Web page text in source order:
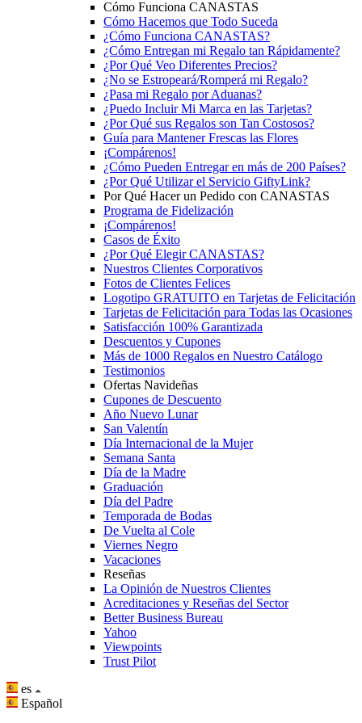
Cómo Funciona CANASTAS
Cómo Hacemos que Todo Suceda
¿Cómo Funciona CANASTAS?
¿Cómo Entregan mi Regalo tan Rápidamente?
¿Por Qué Veo Diferentes Precios?
¿No se Estropeará/Romperá mi Regalo?
¿Pasa mi Regalo por Aduanas?
¿Puedo Incluir Mi Marca en las Tarjetas?
¿Por Qué sus Regalos son Tan Costosos?
Guía para Mantener Frescas las Flores
¡Compárenos!
¿Cómo Pueden Entregar en más de 200 Países?
¿Por Qué Utilizar el Servicio GiftyLink?
Por Qué Hacer un Pedido con CANASTAS
Programa de Fidelización
¡Compárenos!
Casos de Éxito
¿Por Qué Elegir CANASTAS?
Nuestros Clientes Corporativos
Fotos de Clientes Felices
Logotipo GRATUITO en Tarjetas de Felicitación
Tarjetas de Felicitación para Todas las Ocasiones
Satisfacción 100% Garantizada
Descuentos y Cupones
Más de 1000 Regalos en Nuestro Catálogo
Testimonios
Ofertas Navideñas
Cupones de Descuento
Año Nuevo Lunar
San Valentín
Día Internacional de la Mujer
Semana Santa
Día de la Madre
Graduación
Día del Padre
Temporada de Bodas
De Vuelta al Cole
Viernes Negro
Vacaciones
Reseñas
La Opinión de Nuestros Clientes
Acreditaciones y Reseñas del Sector
Better Business Bureau
Yahoo
Viewpoints
Trust Pilot
es
Español